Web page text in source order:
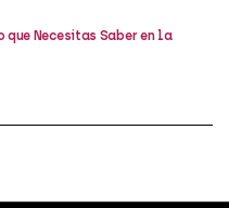
que Necesitas Saber en la